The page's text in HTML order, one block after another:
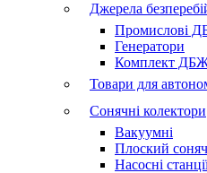
Джерела
Промислові
Генератори
Комплект
Товари для
Сонячні колектори
Вакуумні
Плоский
Насосні